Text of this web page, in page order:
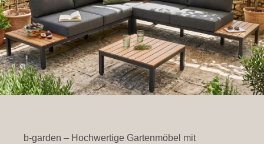
b-garden – Hochwertige Gartenmöbel mit